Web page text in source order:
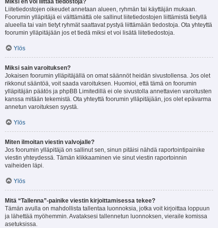
Miksi en voi liittää tiedostoja?
Liitetiedostojen oikeudet annetaan alueen, ryhmän tai käyttäjän mukaan.
Foorumin ylläpitäjä ei välttämättä ole sallinut liitetiedostojen liittämistä tietyllä
alueella tai vain tietyt ryhmät saattavat pystyä liittämään tiedostoja. Ota yhteyttä
foorumin ylläpitäjään jos et tiedä miksi et voi lisätä liitetiedostoja.
Ylös
Miksi sain varoituksen?
Jokaisen foorumin ylläpitäjällä on omat säännöt heidän sivustollensa. Jos olet
rikkonut sääntöä, voit saada varoituksen. Huomioi, että tämä on foorumin
ylläpitäjän päätös ja phpBB Limitedillä ei ole sivustolla annettavien varoitusten
kanssa mitään tekemistä. Ota yhteyttä foorumin ylläpitäjään, jos olet epävarma
annetun varoituksen syystä.
Ylös
Miten ilmoitan viestin valvojalle?
Jos foorumin ylläpitäjä on sallinut sen, sinun pitäisi nähdä raportointipainike
viestin yhteydessä. Tämän klikkaaminen vie sinut viestin raportoinnin
vaiheiden läpi.
Ylös
Mitä “Tallenna”-painike viestin kirjoittamisessa tekee?
Tämän avulla on mahdollista tallentaa luonnoksia, jotka voit kirjoittaa loppuun
ja lähettää myöhemmin. Avataksesi tallennetun luonnoksen, vieraile komissa
asetuksissa.